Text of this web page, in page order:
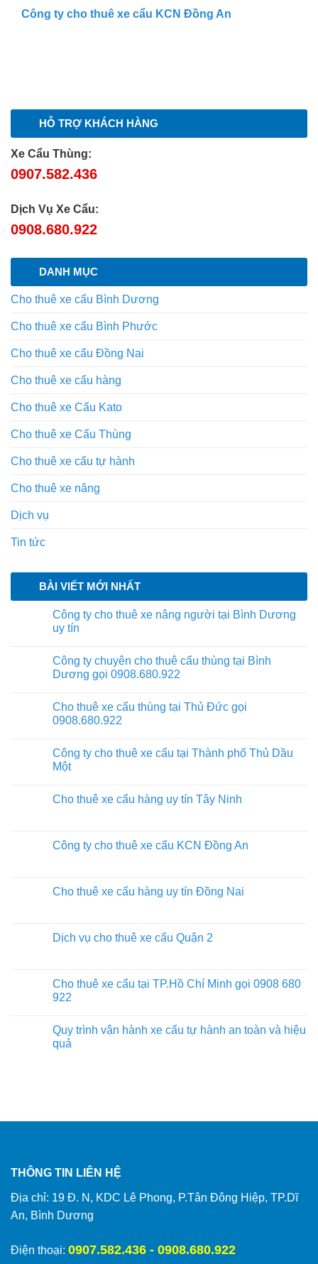
HỖ TRỢ KHÁCH HÀNG
Xe Cẩu Thùng:
0907.582.436
Dịch Vụ Xe Cẩu:
0908.680.922
DANH MỤC
Cho thuê xe cẩu Bình Dương
Cho thuê xe cẩu Bình Phước
Cho thuê xe cẩu Đồng Nai
Cho thuê xe cẩu hàng
Cho thuê xe Cẩu Kato
Cho thuê xe Cẩu Thùng
Cho thuê xe cẩu tự hành
Cho thuê xe nâng
Dịch vụ
Tin tức
BÀI VIẾT MỚI NHẤT
Công ty cho thuê xe nâng người tại Bình Dương
uy tín
Công ty chuyên cho thuê cẩu thùng tại Bình
Dương gọi 0908.680.922
Cho thuê xe cẩu thùng tại Thủ Đức gọi
0908.680.922
Công ty cho thuê xe cẩu tại Thành phố Thủ Dầu
Một
Cho thuê xe cẩu hàng uy tín Tây Ninh
Công ty cho thuê xe cẩu KCN Đồng An
Cho thuê xe cẩu hàng uy tín Đồng Nai
Dịch vụ cho thuê xe cẩu Quận 2
Cho thuê xe cẩu tại TP.Hồ Chí Minh gọi 0908 680
922
Quy trình vận hành xe cẩu tự hành an toàn và hiệu
quả
Công ty cho thuê xe cẩu KCN Đồng An
THÔNG TIN LIÊN HỆ
Địa chỉ: 19 Đ. N, KDC Lê Phong, P.Tân Đông Hiệp, TP.Dĩ
An, Bình Dương
Điện thoại: 0907.582.436 - 0908.680.922